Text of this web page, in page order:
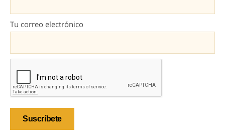
Tu correo electrónico